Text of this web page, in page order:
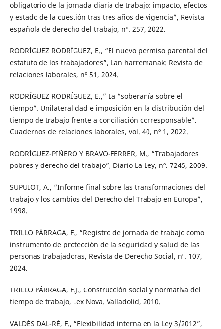
obligatorio de la jornada diaria de trabajo: impacto, efectos
y estado de la cuestión tras tres años de vigencia”, Revista
española de derecho del trabajo, nº. 257, 2022.
RODRÍGUEZ RODRÍGUEZ, E., “El nuevo permiso parental del
estatuto de los trabajadores”, Lan harremanak: Revista de
relaciones laborales, nº 51, 2024.
RODRÍGUEZ RODRÍGUEZ, E.,” La “soberanía sobre el
tiempo”. Unilateralidad e imposición en la distribución del
tiempo de trabajo frente a conciliación corresponsable”.
Cuadernos de relaciones laborales, vol. 40, nº 1, 2022.
RODRÍGUEZ-PIÑERO Y BRAVO-FERRER, M., “Trabajadores
pobres y derecho del trabajo”, Diario La Ley, nº. 7245, 2009.
SUPUIOT, A., “Informe final sobre las transformaciones del
trabajo y los cambios del Derecho del Trabajo en Europa”,
1998.
TRILLO PÁRRAGA, F., “Registro de jornada de trabajo como
instrumento de protección de la seguridad y salud de las
personas trabajadoras, Revista de Derecho Social, nº. 107,
2024.
TRILLO PÁRRAGA, F.J., Construcción social y normativa del
tiempo de trabajo, Lex Nova. Valladolid, 2010.
VALDÉS DAL-RÉ, F., “Flexibilidad interna en la Ley 3/2012”,